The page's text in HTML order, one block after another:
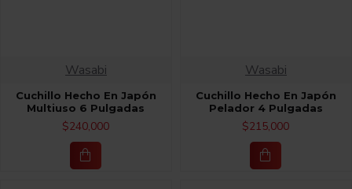
Wasabi
Cuchillo Hecho En Japón
Multiuso 6 Pulgadas
$240,000
Wasabi
Cuchillo Hecho En Japón
Pelador 4 Pulgadas
$215,000